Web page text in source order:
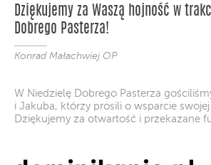
Dziękujemy za Waszą hojność w
Dobrego Pasterza!
Konrad Małachwiej OP
W Niedzielę Dobrego Pasterza
i Jakuba, którzy prosili o wsparcie
Dziękujemy za otwartość i przekazane